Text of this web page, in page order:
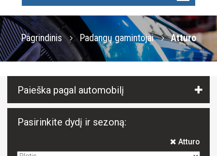
Pagrindinis Padangų gamintojai Atturo
Paieška pagal automobilį
Pasirinkite dydį ir sezoną:
Atturo